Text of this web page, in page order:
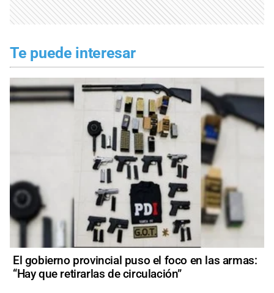
Te puede interesar
El gobierno provincial puso el foco en las armas:
“Hay que retirarlas de circulación”